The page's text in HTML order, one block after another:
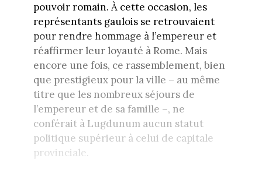
pouvoir romain. À cette occasion, les
représentants gaulois se retrouvaient
pour rendre hommage à l’empereur et
réaffirmer leur loyauté à Rome. Mais
encore une fois, ce rassemblement, bien
que prestigieux pour la ville – au même
titre que les nombreux séjours de
l’empereur et de sa famille –, ne
conférait à Lugdunum aucun statut
politique supérieur à celui de capitale
provinciale.